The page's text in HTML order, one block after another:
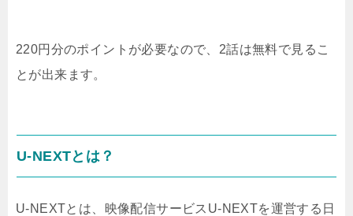
220円分のポイントが必要なので、2話は無料で見るこ
とが出来ます。
U-NEXTとは？
U-NEXTとは、映像配信サービスU-NEXTを運営する日